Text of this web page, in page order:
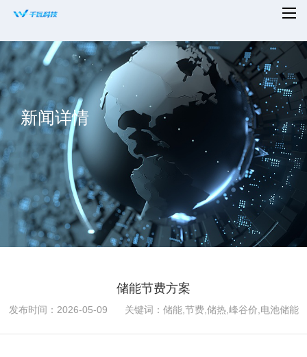
首页
平台赋能
解决方案
新闻资讯
适配设备
知名案例
合作共赢
新闻详情
储能节费方案
发布时间：2026-05-09 关键词：储能,节费,储热,峰谷价,电池储能